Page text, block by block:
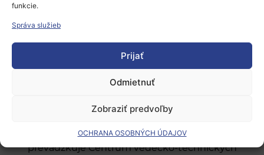
funkcie.
Správa služieb
Prijať
Odmietnuť
Zobraziť predvoľby
OCHRANA OSOBNÝCH ÚDAJOV
Grantové programy pre výskum
Odber noviniek
úniou v rámci Programu Slovensko. Portál
prevádzkuje Centrum vedecko-technických